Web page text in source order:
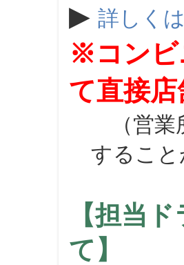
▶ 詳しく
※コンビ
て直接
（営業
するこ
【担当
て】